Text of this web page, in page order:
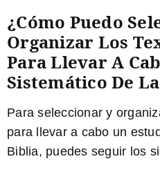
¿Cómo Puedo
Organizar Los
Para Llevar A
Sistemático De
Para seleccionar y
para llevar a cabo un
Biblia, puedes seguir los